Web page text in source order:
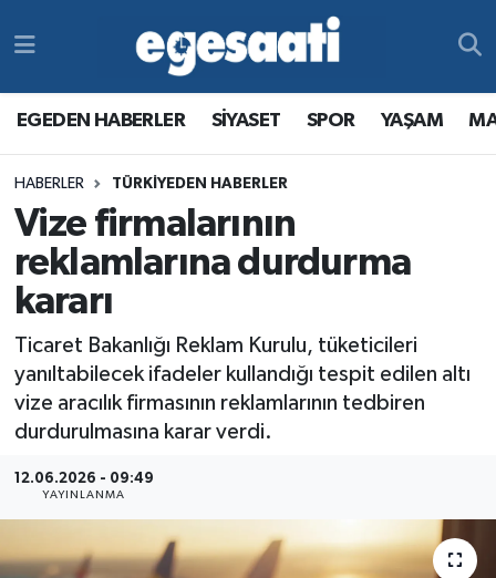
EGEDEN HABERLER SİYASET SPOR YAŞAM
HABERLER TÜRKİYEDEN HABERLER
Vize firmalarının
reklamlarına durdurma
kararı
Ticaret Bakanlığı Reklam Kurulu, tüketicileri
yanıltabilecek ifadeler kullandığı tespit edilen altı
vize aracılık firmasının reklamlarının tedbiren
durdurulmasına karar verdi.
12.06.2026 - 09:49
YAYINLANMA
MAGAZİN
RESMİ REKLAMLAR
YAŞAM
MAGAZİN
RESMİ REKLAMLAR
Egemax TV
Tüm Manşetler
Son Dakika Haberleri
Haber Arşivi